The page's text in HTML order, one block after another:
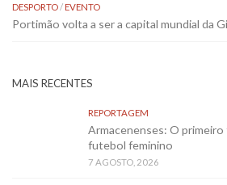
DESPORTO/EVENTO
Portimão volta a ser a capital mundial da
MAIS RECENTES
REPORTAGEM
Armacenenses: O
futebol feminino
7 AGOSTO, 2026